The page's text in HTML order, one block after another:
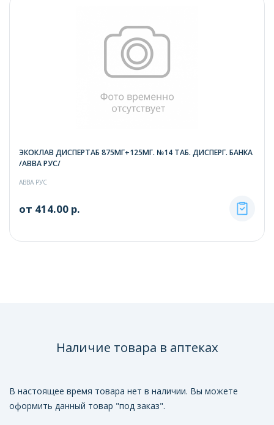
ЭКОКЛАВ ДИСПЕРТАБ 875МГ+125МГ. №14 ТАБ. ДИСПЕРГ. БАНКА
/АВВА РУС/
АВВА РУС
от 414.00 р.
Наличие товара в аптеках
В настоящее время товара нет в наличии. Вы можете
оформить данный товар "под заказ".